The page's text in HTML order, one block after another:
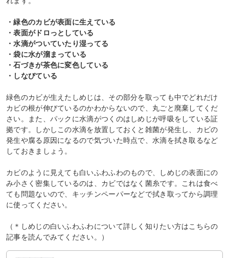
・緑色のカビが表面に生えている
・表面がドロっとしている
・水滴がついていたり湿ってる
・袋に水が溜まっている
・石づきが茶色に変色している
・しなびている
緑色のカビが生えたしめじは、その部分を取っても中でどれだけ
カビの根が伸びているのかわからないので、丸ごと廃棄してくだ
さい。また、パックに水滴がつくのはしめじが呼吸をしている証
拠です。しかしこの水滴を放置しておくと雑菌が発生し、カビの
発生や腐る原因になるので気づいた時点で、水滴を拭き取るなど
しておきましょう。
カビのように見えても白いふわふわのもので、しめじの表面にの
み小さく密集しているのは、カビではなく菌糸です。これは食べ
ても問題ないので、キッチンペーパーなどで拭き取ってから調理
に使ってください。
（＊しめじの白いふわふわについて詳しく知りたい方はこちらの
記事を読んでみてください。）